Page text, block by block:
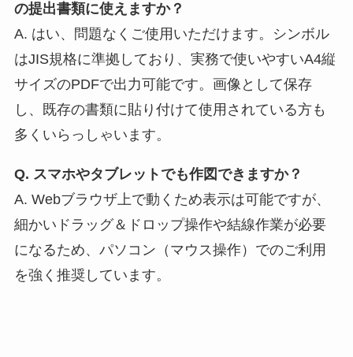
の提出書類に使えますか？
A. はい、問題なくご使用いただけます。シンボル
はJIS規格に準拠しており、実務で使いやすいA4縦
サイズのPDFで出力可能です。画像として保存
し、既存の書類に貼り付けて使用されている方も
多くいらっしゃいます。
Q. スマホやタブレットでも作図できますか？
A. Webブラウザ上で動くため表示は可能ですが、
細かいドラッグ＆ドロップ操作や結線作業が必要
になるため、パソコン（マウス操作）でのご利用
を強く推奨しています。